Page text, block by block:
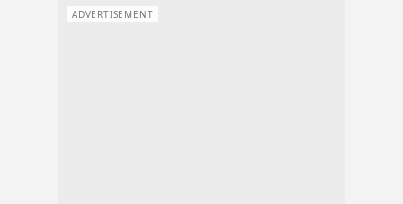
ADVERTISEMENT